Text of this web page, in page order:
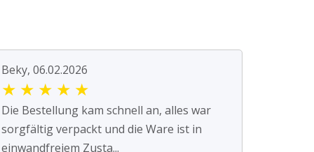
Beky, 06.02.2026
★ ★ ★ ★ ★
Die Bestellung kam schnell an, alles war
sorgfältig verpackt und die Ware ist in
einwandfreiem Zusta...